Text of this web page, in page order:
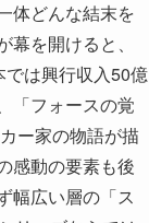
体どんな結末を
を開けると、
では興行収入50億
「フォースの覚
ー家の物語が描
感動の要素も後
幅広い層の「ス